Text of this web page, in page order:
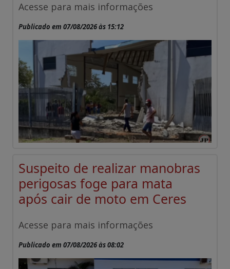
Acesse para mais informações
Publicado em 07/08/2026 às 15:12
Suspeito de realizar manobras
perigosas foge para mata
após cair de moto em Ceres
Acesse para mais informações
Publicado em 07/08/2026 às 08:02